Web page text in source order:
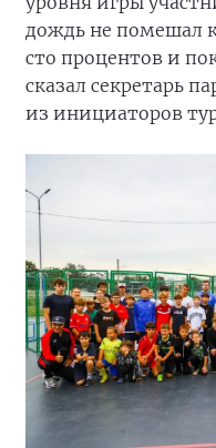
дождь не помешал
сто процентов и
сказал секретарь
из инициаторов